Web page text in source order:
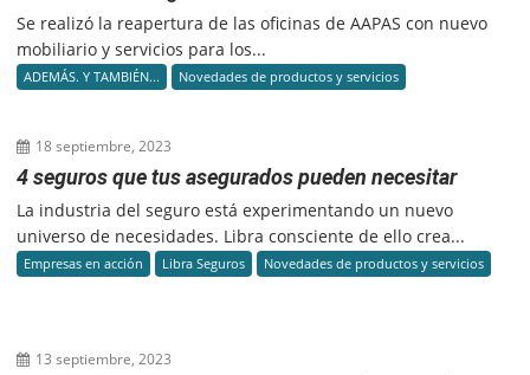
Se realizó la reapertura de las oficinas de AAPAS con nuevo
mobiliario y servicios para los...
ADEMÁS. Y TAMBIÉN... Novedades de productos y servicios
18 septiembre, 2023
4 seguros que tus asegurados pueden necesitar
La industria del seguro está experimentando un nuevo
universo de necesidades. Libra consciente de ello crea...
Empresas en acción Libra Seguros Novedades de productos y servicios
13 septiembre, 2023